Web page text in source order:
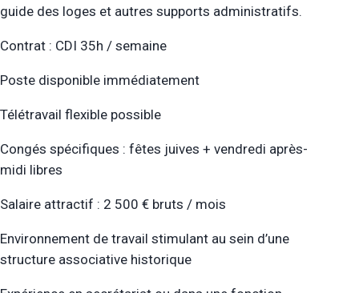
guide des loges et autres supports administratifs.
Contrat : CDI 35h / semaine
Poste disponible immédiatement
Télétravail flexible possible
Congés spécifiques : fêtes juives + vendredi après-
midi libres
Salaire attractif : 2 500 € bruts / mois
Environnement de travail stimulant au sein d’une
structure associative historique